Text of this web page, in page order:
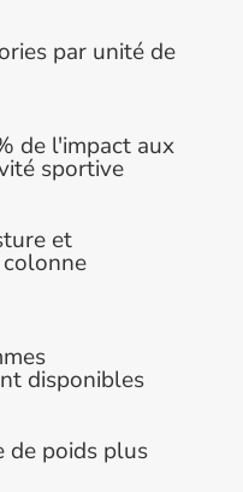
par unité de
de l'impact aux
sportive
et
disponibles
de poids plus